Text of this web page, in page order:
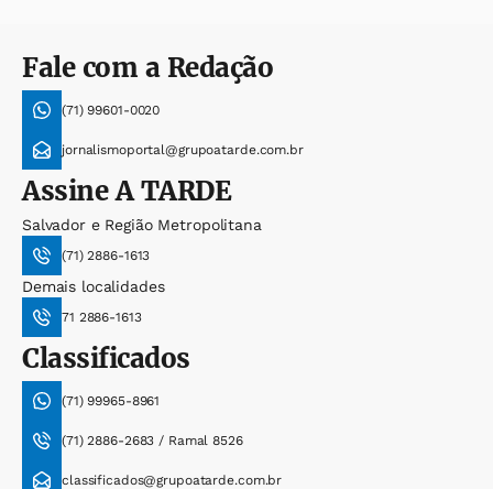
Fale com a Redação
(71) 99601-0020
jornalismoportal@grupoatarde.com.br
AssineA TARDE
Salvador e Região Metropolitana
(71) 2886-1613
Demais localidades
71 2886-1613
Classificados
(71) 99965-8961
(71) 2886-2683 / Ramal 8526
classificados@grupoatarde.com.br